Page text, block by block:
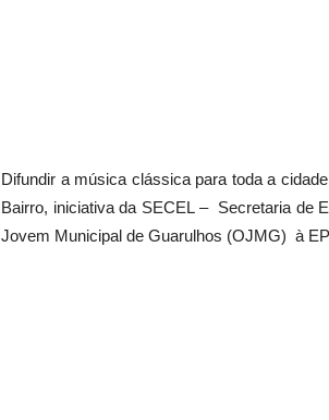
Difundir a música clássica para toda a
Bairro, iniciativa da SECEL – Secretaria de
Jovem Municipal de Guarulhos (OJMG) à